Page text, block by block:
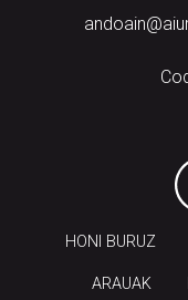
HONI BURUZ
ARAUAK